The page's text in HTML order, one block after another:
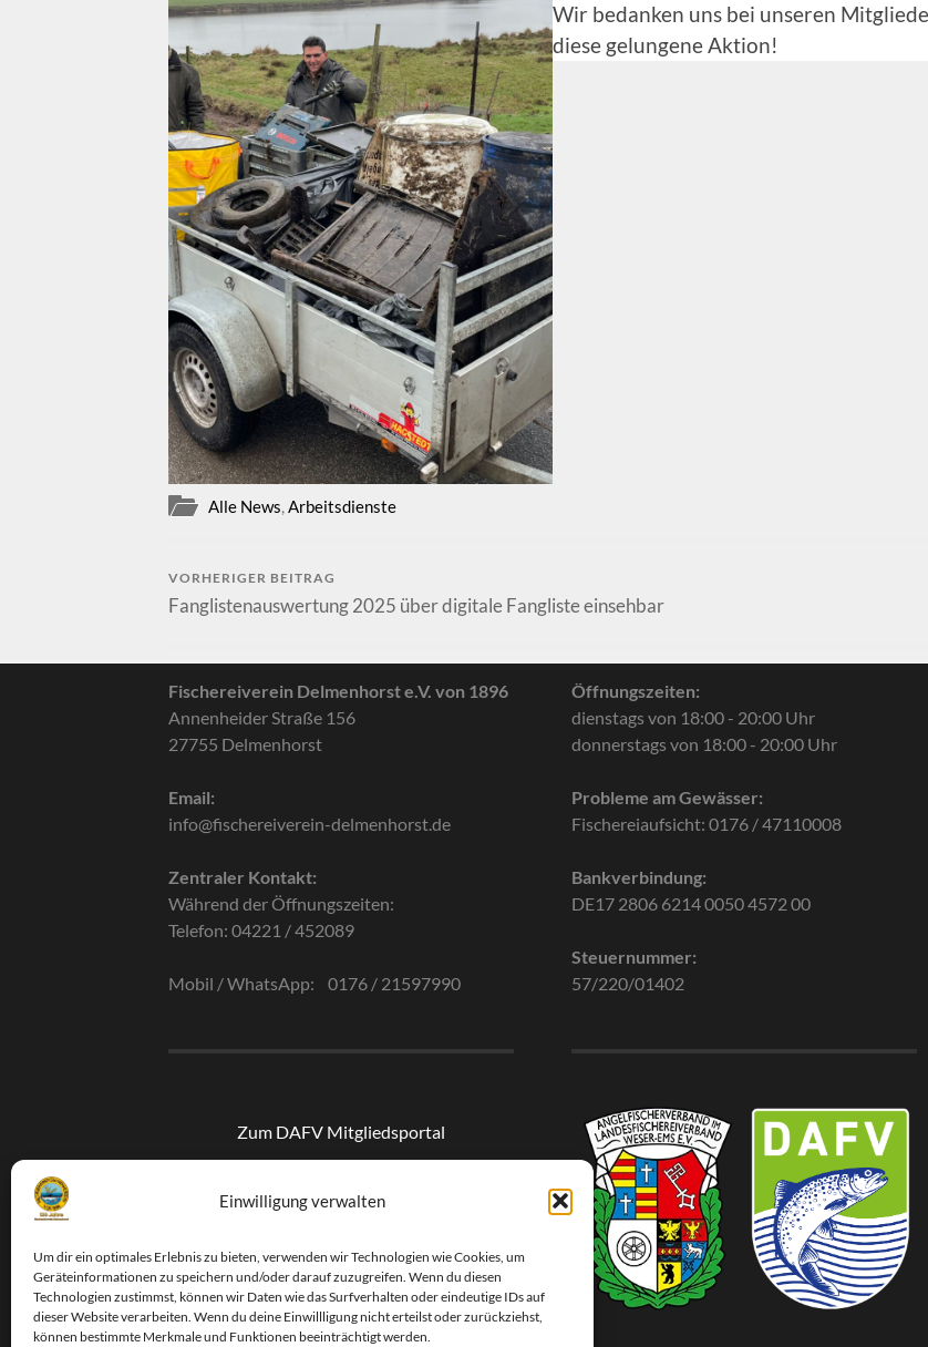
Einwilligung verwalten
Um dir ein optimales Erlebnis zu bieten, verwenden wir Technologien wie Cookies, um
Geräteinformationen zu speichern und/oder darauf zuzugreifen. Wenn du diesen
Technologien zustimmst, können wir Daten wie das Surfverhalten oder eindeutige IDs auf
dieser Website verarbeiten. Wenn du deine Einwillligung nicht erteilst oder zurückziehst,
können bestimmte Merkmale und Funktionen beeinträchtigt werden.
Wir bedanken uns bei unseren
diese gelungene Aktion!
Alle News Arbeitsdienste
VORHERIGER BEITRAG
Fanglistenauswertung 2025 über digitale Fangliste einsehbar
Fischereiverein Delmenhorst e.V. von 1896
Annenheider Straße 156
27755 Delmenhorst
Email:
info@fischereiverein-delmenhorst.de
Zentraler Kontakt:
Während der Öffnungszeiten:
Telefon: 04221 / 452089
Mobil / WhatsApp: 0176 / 21597990
Zum DAFV Mitgliedsportal
Suchen
Suchen
Öffnungszeiten:
dienstags von 18:00 - 20:00 Uhr
donnerstags von 18:00 - 20:00 Uhr
Probleme am Gewässer:
Fischereiaufsicht: 0176 / 47110008
Bankverbindung:
DE17 2806 6214 0050 4572 00
Steuernummer:
57/220/01402